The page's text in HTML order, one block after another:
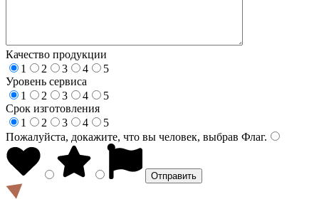
Качество продукции
1
2 3 4
5
Уровень сервиса
1
2 3 4
5
Срок изготовления
1
2 3 4
5
Пожалуйста, докажите, что вы человек, выбрав Флаг.